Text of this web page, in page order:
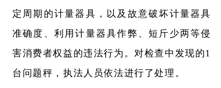
定周期的计量器具，以及故意破坏计量器具
准确度、利用计量器具作弊、短斤少两等侵
害消费者权益的违法行为。对检查中发现的1
台问题秤，执法人员依法进行了处理。